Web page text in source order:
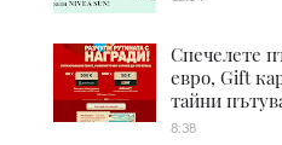
Спечелете
евро, Gift
тайни
8:38